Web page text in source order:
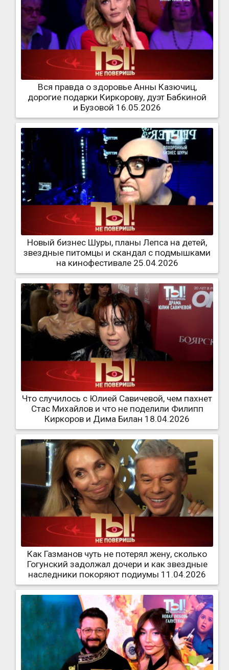
Вся правда о здоровье Анны Казючиц,
дорогие подарки Киркорову, дуэт Бабкиной
и Бузовой 16.05.2026
Новый бизнес Шуры, планы Лепса на детей,
звездные питомцы и скандал с подмышками
на кинофестивале 25.04.2026
Что случилось с Юлией Савичевой, чем пахнет
Стас Михайлов и что не поделили Филипп
Киркоров и Дима Билан 18.04.2026
Как Газманов чуть не потерял жену, сколько
Гогунский задолжал дочери и как звездные
наследники покоряют подиумы 11.04.2026